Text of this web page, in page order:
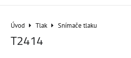
Úvod Tlak Snímače tlaku
T2414